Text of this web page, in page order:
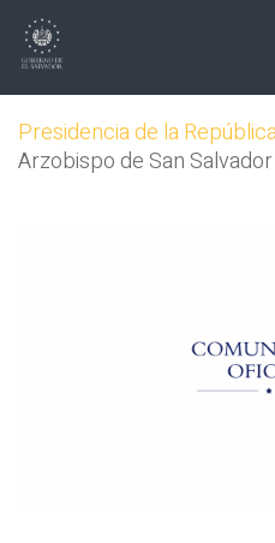
Presidencia de la
Arzobispo de San Salvador